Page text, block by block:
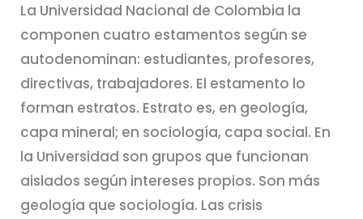
La Universidad Nacional de Colombia la
componen cuatro estamentos según se
autodenominan: estudiantes, profesores,
directivas, trabajadores. El estamento lo
forman estratos. Estrato es, en geología,
capa mineral; en sociología, capa social. En
la Universidad son grupos que funcionan
aislados según intereses propios. Son más
geología que sociología. Las crisis